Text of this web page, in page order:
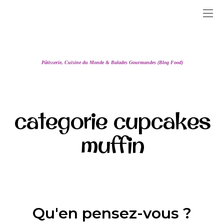
Pâtisserie, Cuisine du Monde & Balades Gourmandes (Blog Food)
categorie cupcakes
muffin
Qu'en pensez-vous ?